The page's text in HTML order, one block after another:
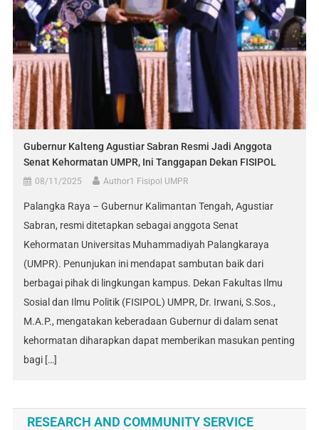
Gubernur Kalteng Agustiar Sabran Resmi Jadi Anggota
Senat Kehormatan UMPR, Ini Tanggapan Dekan FISIPOL
08/11/2025 Author1 Fisipol UMPR
Palangka Raya – Gubernur Kalimantan Tengah, Agustiar
Sabran, resmi ditetapkan sebagai anggota Senat
Kehormatan Universitas Muhammadiyah Palangkaraya
(UMPR). Penunjukan ini mendapat sambutan baik dari
berbagai pihak di lingkungan kampus. Dekan Fakultas Ilmu
Sosial dan Ilmu Politik (FISIPOL) UMPR, Dr. Irwani, S.Sos.,
M.A.P., mengatakan keberadaan Gubernur di dalam senat
kehormatan diharapkan dapat memberikan masukan penting
bagi […]
RESEARCH AND COMMUNITY SERVICE